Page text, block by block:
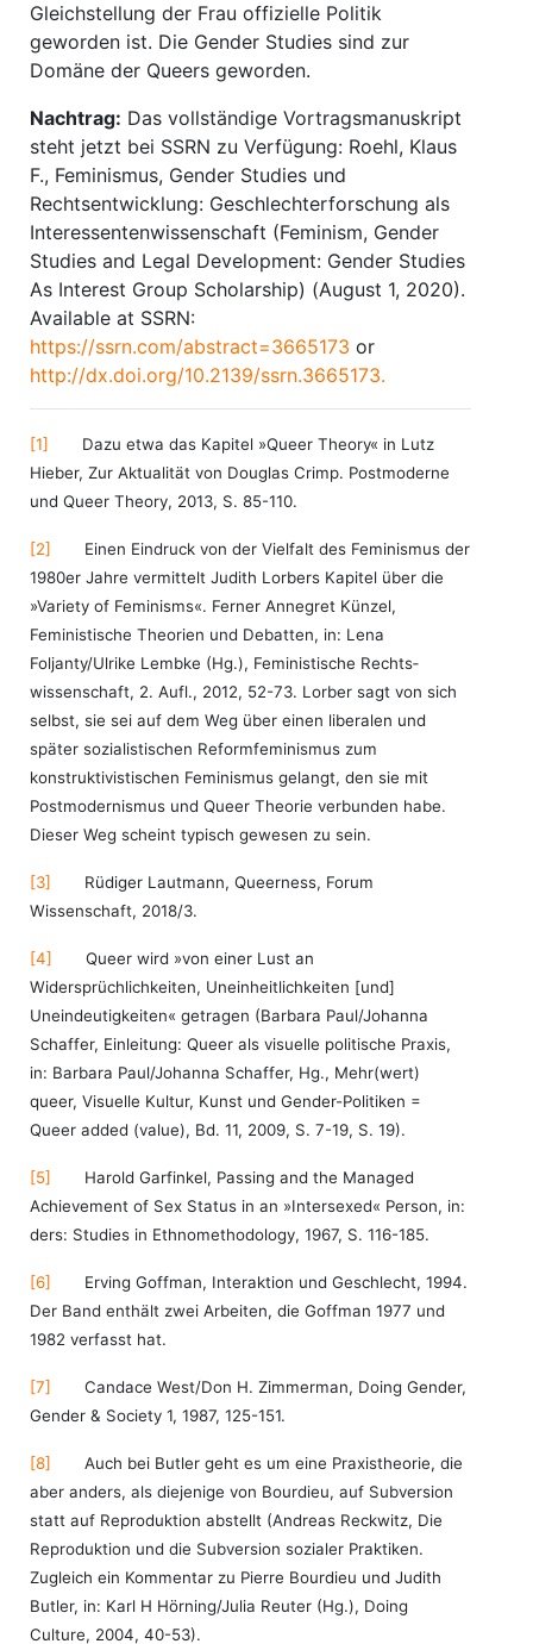
Gleichstellung der Frau offizielle Politik
geworden ist. Die Gender Studies sind zur
Domäne der Queers geworden.
Nachtrag: Das vollständige Vortragsmanuskript
steht jetzt bei SSRN zu Verfügung: Roehl, Klaus
F., Feminismus, Gender Studies und
Rechtsentwicklung: Geschlechterforschung als
Interessentenwissenschaft (Feminism, Gender
Studies and Legal Development: Gender Studies
As Interest Group Scholarship) (August 1, 2020).
Available at SSRN:
https://ssrn.com/abstract=3665173 or
http://dx.doi.org/10.2139/ssrn.3665173.
[1]
Dazu etwa das Kapitel »Queer Theory« in Lutz
Hieber, Zur Aktualität von Douglas Crimp. Postmoderne
und Queer Theory, 2013, S. 85-110.
[2]
Einen Eindruck von der Vielfalt des Feminismus der
1980er Jahre vermittelt Judith Lorbers Kapitel über die
»Variety of Feminisms«. Ferner Annegret Künzel,
Feministische Theorien und Debatten, in: Lena
Foljanty/Ulrike Lembke (Hg.), Feministische Rechts­
wissenschaft, 2. Aufl., 2012, 52-73. Lorber sagt von sich
selbst, sie sei auf dem Weg über einen liberalen und
später sozialistischen Reformfeminismus zum
konstruktivistischen Feminismus gelangt, den sie mit
Postmodernismus und Queer Theorie verbunden habe.
Dieser Weg scheint typisch gewesen zu sein.
[3]
Rüdiger Lautmann, Queerness, Forum
Wissenschaft, 2018/3.
[4]
Queer wird »von einer Lust an
Widersprüchlichkeiten, Uneinheitlichkeiten [und]
Uneindeutigkeiten« getragen (Barbara Paul/Johanna
Schaffer, Einleitung: Queer als visuelle politische Praxis,
in: Barbara Paul/Johanna Schaffer, Hg., Mehr(wert)
queer, Visuelle Kultur, Kunst und Gender-Politiken =
Queer added (value), Bd. 11, 2009, S. 7-19, S. 19).
[5]
Harold Garfinkel, Passing and the Managed
Achievement of Sex Status in an »Intersexed« Person, in:
ders: Studies in Ethnomethodology, 1967, S. 116-185.
[6]
Erving Goffman, Interaktion und Geschlecht, 1994.
Der Band enthält zwei Arbeiten, die Goffman 1977 und
1982 verfasst hat.
[7]
Candace West/Don H. Zimmerman, Doing Gender,
Gender & Society 1, 1987, 125-151.
[8]
Auch bei Butler geht es um eine Praxistheorie, die
aber anders, als diejenige von Bourdieu, auf Subversion
statt auf Reproduktion abstellt (Andreas Reckwitz, Die
Reproduktion und die Subversion sozialer Praktiken.
Zugleich ein Kommentar zu Pierre Bourdieu und Judith
Butler, in: Karl H Hörning/Julia Reuter (Hg.), Doing
Culture, 2004, 40-53).